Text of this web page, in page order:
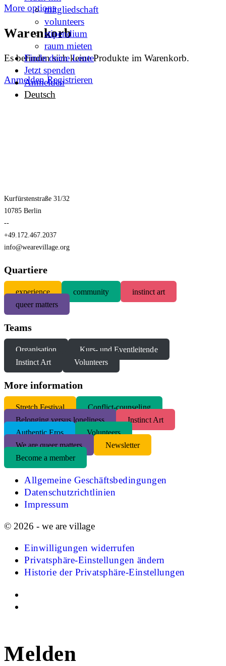
More options
Warenkorb
Es befinden sich keine Produkte im Warenkorb.
Anmelden Registrieren
mitgliedschaft
volunteers
stipendium
raum mieten
Finde deine Leute
Jetzt spenden
Anmelden
Deutsch
Kurfürstenstraße 31/32
10785 Berlin
--
+49.172.467.2037
info@wearevillage.org
Quartiere
experience community
instinct art
queer matters
Teams
Organisation
Kurs- und Eventleitende
Instinct Art
Volunteers
More information
Stretch Festival
Conflict-counseling
Belonging versus loneliness
Instinct Art
Authentic Eros
Volunteers
We are queer matters
Newsletter
Become a member
Allgemeine Geschäftsbedingungen
Datenschutzrichtlinien
Impressum
© 2026 - we are village
Einwilligungen widerrufen
Privatsphäre-Einstellungen ändern
Historie der Privatsphäre-Einstellungen
Melden